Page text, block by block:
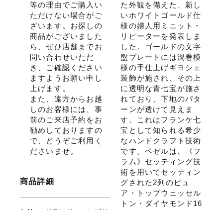
等の理由でご購入い
ただけない場合がご
ざいます。お探しの
商品がございました
ら、ぜひ店舗までお
問い合わせいただ
き、ご確認ください
ますようお願い申し
上げます。
また、遠方からお越
しのお客様には、事
前のご来店予約をお
勧めしておりますの
で、どうぞご利用く
ださいませ。
商品詳細
た外観を備えた、新し
いホワイトゴールド仕
様の婦人用ミニット・
リピーターを発表しま
した。ゴールドの文字
盤プレートには渦巻模
様の手仕上げギヨシェ
装飾が施され、その上
に透明な青七宝が施さ
れており、下地のパタ
ーンが透けて見えま
す。これはフランケ七
宝として知られる希少
なハンドクラフト技術
です。ベゼルは、《フ
ラム》セッティング技
術を用いてセッティン
グされた2列のピュ
ア・トップウェッセル
トン・ダイヤモンド16